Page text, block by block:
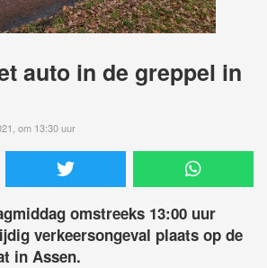
auto in de greppel in
om 13:30 uur
omstreeks 13:00 uur
verkeersongeval plaats op de
in Assen.